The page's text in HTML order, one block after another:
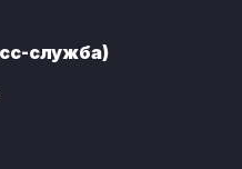
служба)